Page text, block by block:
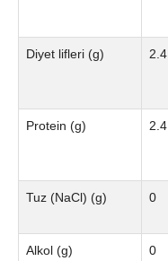
Diyet lifleri (g) 2.4
Protein (g) 2.4
Tuz (NaCl) (g) 0
Alkol (g) 0